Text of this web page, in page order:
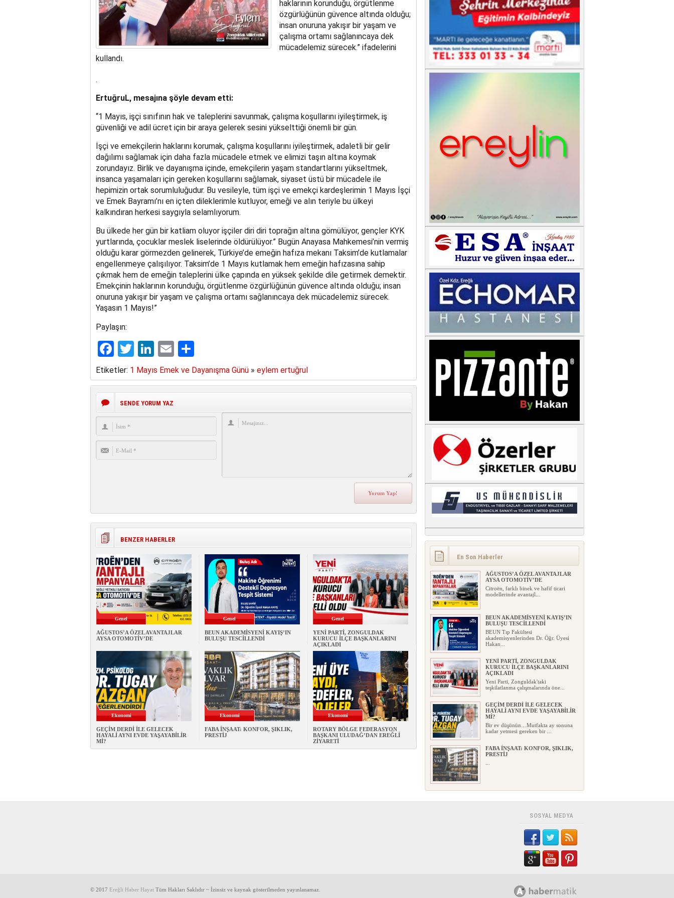
haklarının korunduğu, örgütlenme
özgürlüğünün güvence altında olduğu;
insan onuruna yakışır bir yaşam ve
çalışma ortamı sağlanıncaya dek
mücadelemiz sürecek.” ifadelerini
kullandı.
.
ErtuğruL, mesajına şöyle devam etti:
“1 Mayıs, işçi sınıfının hak ve taleplerini savunmak, çalışma koşullarını iyileştirmek, iş
güvenliği ve adil ücret için bir araya gelerek sesini yükselttiği önemli bir gün.
İşçi ve emekçilerin haklarını korumak, çalışma koşullarını iyileştirmek, adaletli bir gelir
dağılımı sağlamak için daha fazla mücadele etmek ve elimizi taşın altına koymak
zorundayız. Birlik ve dayanışma içinde, emekçilerin yaşam standartlarını yükseltmek,
insanca yaşamaları için gereken koşullarını sağlamak, siyaset üstü bir mücadele ile
hepimizin ortak sorumluluğudur. Bu vesileyle, tüm işçi ve emekçi kardeşlerimin 1 Mayıs İşçi
ve Emek Bayramı’nı en içten dileklerimle kutluyor, emeği ve alın teriyle bu ülkeyi
kalkındıran herkesi saygıyla selamlıyorum.
Bu ülkede her gün bir katliam oluyor işçiler diri diri toprağın altına gömülüyor, gençler KYK
yurtlarında, çocuklar meslek liselerinde öldürülüyor.” Bugün Anayasa Mahkemesi’nin vermiş
olduğu karar görmezden gelinerek, Türkiye’de emeğin hafıza mekanı Taksim’de kutlamalar
engellenmeye çalışılıyor. Taksim’de 1 Mayıs kutlamak hem emeğin hafızasına sahip
çıkmak hem de emeğin taleplerini ülke çapında en yüksek şekilde dile getirmek demektir.
Emekçinin haklarının korunduğu, örgütlenme özgürlüğünün güvence altında olduğu; insan
onuruna yakışır bir yaşam ve çalışma ortamı sağlanıncaya dek mücadelemiz sürecek.
Yaşasın 1 Mayıs!”
Paylaşın:
Facebook
Twitter
LinkedIn
EmailShare
Etiketler: 1 Mayıs Emek ve Dayanışma Günü» eylem ertuğrul
SENDE YORUM YAZ
BENZER HABERLER
Genel
AĞUSTOS’A ÖZEL AVANTAJLAR
AYSA OTOMOTİV’DE
Genel
BEUN AKADEMİSYENİ KAYIŞ’IN
BULUŞU TESCİLLENDİ
Genel
YENİ PARTİ, ZONGULDAK
KURUCU İLÇE BAŞKANLARINI
AÇIKLADI
Ekonomi
GEÇİM DERDİ İLE GELECEK
HAYALİ AYNI EVDE YAŞAYABİLİR
Mİ?
Ekonomi
FABA İNŞAAT: KONFOR, ŞIKLIK,
PRESTİJ
Ekonomi
ROTARY BÖLGE FEDERASYON
BAŞKANI ULUDAĞ’DAN EREĞLİ
ZİYARETİ
En Son Haberler
AĞUSTOS’A ÖZEL AVANTAJLAR
AYSA OTOMOTİV’DE
Citroën, farklı binek ve hafif ticari
modellerinde avantajl...
BEUN AKADEMİSYENİ KAYIŞ’IN
BULUŞU TESCİLLENDİ
BEUN Tıp Fakültesi
akademisyenlerinden Dr. Öğr. Üyesi
Hakan...
YENİ PARTİ, ZONGULDAK
KURUCU İLÇE BAŞKANLARINI
AÇIKLADI
Yeni Parti, Zonguldak'taki
teşkilatlanma çalışmalarında öne...
GEÇİM DERDİ İLE GELECEK
HAYALİ AYNI EVDE YAŞAYABİLİR
Mİ?
Bir ev düşünün…Mutfakta ay sonuna
kadar yetmesi gereken bir ...
FABA İNŞAAT: KONFOR, ŞIKLIK,
PRESTİJ
...
ROTARY BÖLGE FEDERASYON
Uluslararası Rotary 2430 Bölge
Federasyon Başkanı Orhan Ulu...
KDZ. EREĞLİSPOR’UN İSMİ
DEĞİŞTİ, YÖNETİMİ DEĞİŞMEDİ!
Kdz.Ereğlispor FK genel kurulunda
kulüp başkanlığına yeni...
ESTETİK, KONFOR VE DEĞER
KATIYORUZ”
SOSYAL MEDYA
© 2017 Ereğli Haber HayatTüm Hakları Saklıdır ~ İzinsiz ve kaynak gösterilmeden yayınlanamaz.